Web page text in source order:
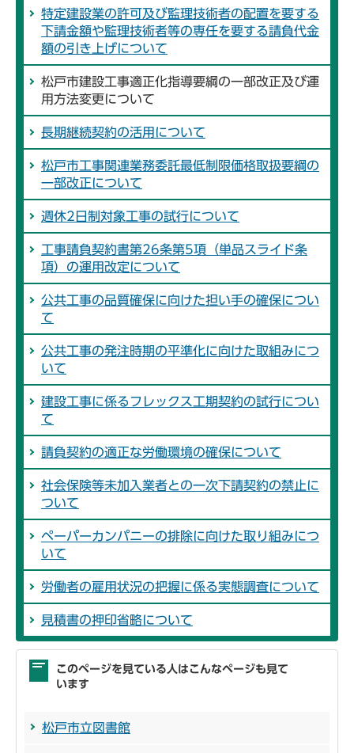
特定建設業の許可及び監理技術者の配置を要する
下請金額や監理技術者等の専任を要する請負代金
額の引き上げについて
松戸市建設工事適正化指導要綱の一部改正及び運
用方法変更について
長期継続契約の活用について
松戸市工事関連業務委託最低制限価格取扱要綱の
一部改正について
週休2日制対象工事の試行について
工事請負契約書第26条第5項（単品スライド条
項）の運用改定について
公共工事の品質確保に向けた担い手の確保につい
て
公共工事の発注時期の平準化に向けた取組みにつ
いて
建設工事に係るフレックス工期契約の試行につい
て
請負契約の適正な労働環境の確保について
社会保険等未加入業者との一次下請契約の禁止に
ついて
ペーパーカンパニーの排除に向けた取り組みにつ
いて
労働者の雇用状況の把握に係る実態調査について
見積書の押印省略について
このページを見ている人はこんなページも見て
います
松戸市立図書館